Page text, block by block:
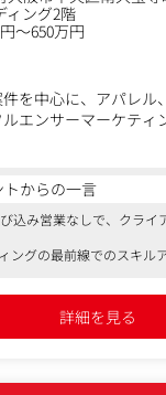
ィング2階
～650万円
を中心に、アパレル
エンサーマーケティ
を完了、効果測定から
貫での業務をお任せい
ント対応と運用と分か
気通貫で担当できるポ
からの一言
込み営業なしで、クライ
ングの最前線でのスキル
います。詳細を見る